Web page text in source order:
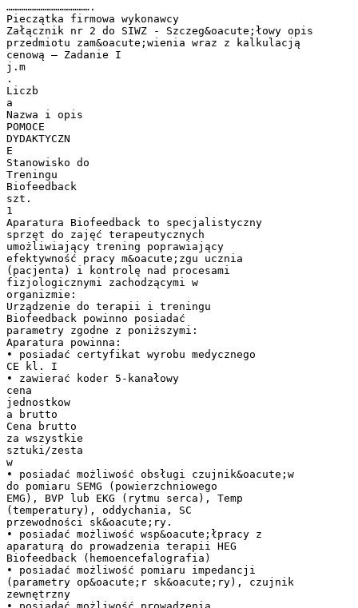
………………………………….
Pieczątka firmowa wykonawcy
Załącznik nr 2 do SIWZ - Szczeg&oacute;łowy opis
przedmiotu zam&oacute;wienia wraz z kalkulacją
cenową – Zadanie I
j.m
.
Liczb
a
Nazwa i opis
POMOCE
DYDAKTYCZN
E
Stanowisko do
Treningu
Biofeedback
szt.
1
Aparatura Biofeedback to specjalistyczny
sprzęt do zajęć terapeutycznych
umożliwiający trening poprawiający
efektywność pracy m&oacute;zgu ucznia
(pacjenta) i kontrolę nad procesami
fizjologicznymi zachodzącymi w
organizmie:
Urządzenie do terapii i treningu
Biofeedback powinno posiadać
parametry zgodne z poniższymi:
Aparatura powinna:
• posiadać certyfikat wyrobu medycznego
CE kl. I
• zawierać koder 5-kanałowy
cena
jednostkow
a brutto
Cena brutto
za wszystkie
sztuki/zesta
w
• posiadać możliwość obsługi czujnik&oacute;w
do pomiaru SEMG (powierzchniowego
EMG), BVP lub EKG (rytmu serca), Temp
(temperatury), oddychania, SC
przewodności sk&oacute;ry.
• posiadać możliwość wsp&oacute;łpracy z
aparaturą do prowadzenia terapii HEG
Biofeedback (hemoencefalografia)
• posiadać możliwość pomiaru impedancji
(parametry op&oacute;r sk&oacute;ry), czujnik
zewnętrzny